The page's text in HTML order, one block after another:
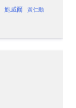
鮑威爾 黃仁勳